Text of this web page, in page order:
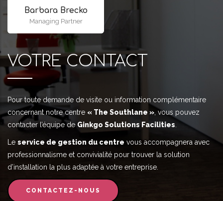
Barbara Brecko
Managing Partner
VOTRE CONTACT
Pour toute demande de visite ou information complémentaire
concernant notre centre « The Southlane » , vous pouvez
contacter l’équipe de Ginkgo Solutions Facilities
Le service de gestion du centre vous accompagnera avec
professionnalisme et convivialité pour trouver la solution
d’installation la plus adaptée à votre entreprise.
CONTACTEZ-NOUS